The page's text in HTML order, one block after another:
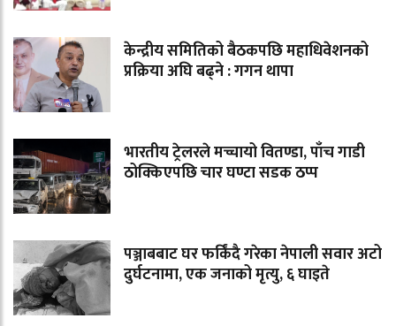
केन्द्रीय समितिको बैठकपछि महाधिवेशनको
प्रक्रिया अघि बढ्ने : गगन थापा
भारतीय ट्रेलरले मच्चायो वितण्डा, पाँच गाडी
ठोक्किएपछि चार घण्टा सडक ठप्प
पञ्जाबबाट घर फर्किंदै गरेका नेपाली सवार अटो
दुर्घटनामा, एक जनाको मृत्यु, ६ घाइते